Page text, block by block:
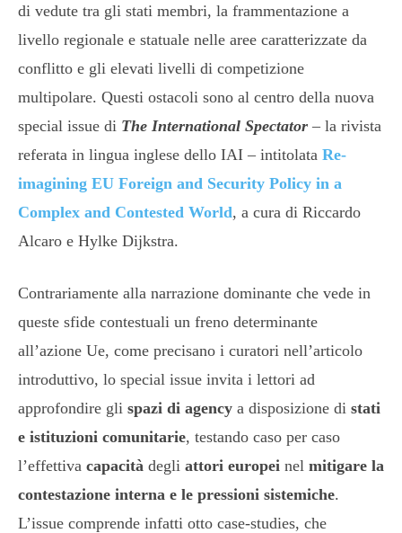
di vedute tra gli stati membri, la frammentazione a
livello regionale e statuale nelle aree caratterizzate da
conflitto e gli elevati livelli di competizione
multipolare. Questi ostacoli sono al centro della nuova
special issue di The International Spectator – la rivista
referata in lingua inglese dello IAI – intitolata Re-
imagining EU Foreign and Security Policy in a
Complex and Contested World, a cura di Riccardo
Alcaro e Hylke Dijkstra.
Contrariamente alla narrazione dominante che vede in
queste sfide contestuali un freno determinante
all’azione Ue, come precisano i curatori nell’articolo
introduttivo, lo special issue invita i lettori ad
approfondire gli spazi di agency a disposizione di stati
e istituzioni comunitarie, testando caso per caso
l’effettiva capacità degli attori europei nel mitigare la
contestazione interna e le pressioni sistemiche.
L’issue comprende infatti otto case-studies, che